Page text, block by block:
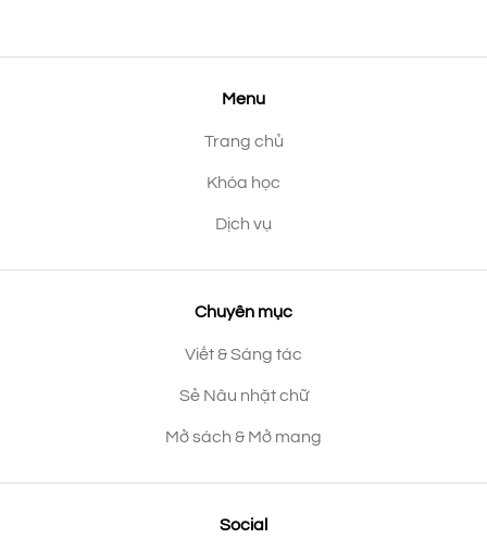
Menu
Trang chủ
Khóa học
Dịch vụ
Chuyên mục
Viết & Sáng tác
Sẻ Nâu nhặt chữ
Mở sách & Mở mang
Social